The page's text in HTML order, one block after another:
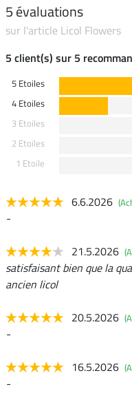
5 évaluations
sur l'article Licol Flowers
5 client(s) sur 5
5 Etoiles
4 Etoiles
3 Etoiles
2 Etoiles
1 Etoile
6.6.2026
-
21.5.2026
satisfaisant bien que la
ancien licol
20.5.2026
-
16.5.2026
-